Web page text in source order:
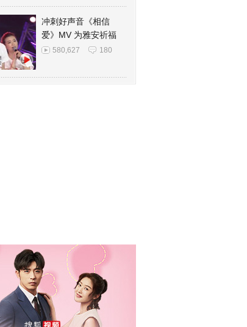
冲刺好声音《相信
爱》MV 为雅安祈福
580,627 180